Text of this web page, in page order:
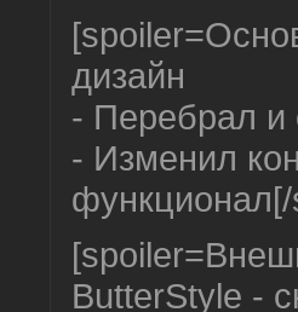
дизайн
- Перебрал и
- Изменил
ButterStyle -